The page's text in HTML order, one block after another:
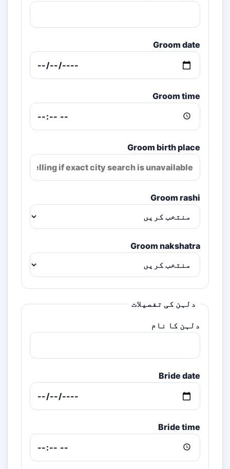
Groom date
Groom time
Groom birth place
Groom rashi
Groom nakshatra
دلہن کی تفصیلات
دلہن کا نام
Bride date
Bride time